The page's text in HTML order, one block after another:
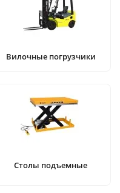
Вилочные погрузчики
Столы подъемные